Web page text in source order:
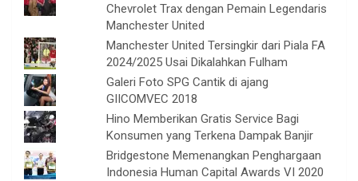
Chevrolet Trax dengan Pemain Legendaris
Manchester United
Manchester United Tersingkir dari Piala FA
2024/2025 Usai Dikalahkan Fulham
Galeri Foto SPG Cantik di ajang
GIICOMVEC 2018
Hino Memberikan Gratis Service Bagi
Konsumen yang Terkena Dampak Banjir
Bridgestone Memenangkan Penghargaan
Indonesia Human Capital Awards VI 2020